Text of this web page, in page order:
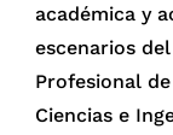
académica y
escenarios
Profesional
Ciencias e